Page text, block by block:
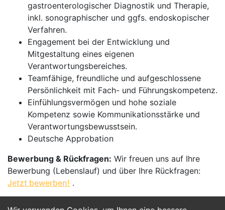
gastroenterologischer Diagnostik und Therapie,
inkl. sonographischer und ggfs. endoskopischer
Verfahren.
Engagement bei der Entwicklung und
Mitgestaltung eines eigenen
Verantwortungsbereiches.
Teamfähige, freundliche und aufgeschlossene
Persönlichkeit mit Fach- und Führungskompetenz.
Einfühlungsvermögen und hohe soziale
Kompetenz sowie Kommunikationsstärke und
Verantwortungsbewusstsein.
Deutsche Approbation
Bewerbung & Rückfragen: Wir freuen uns auf Ihre
Bewerbung (Lebenslauf) und über Ihre Rückfragen:
Jetzt bewerben! .